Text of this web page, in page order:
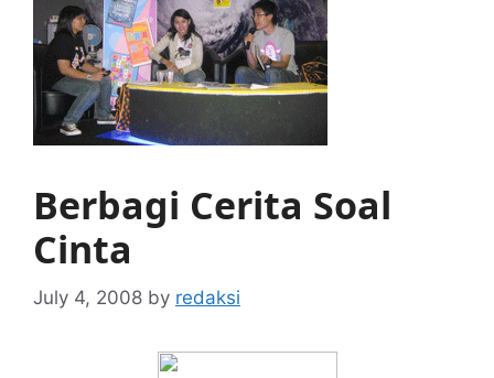
Berbagi Cerita Soal
Cinta
July 4, 2008 by redaksi